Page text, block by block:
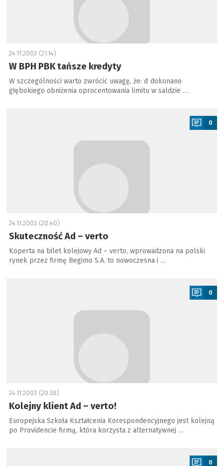
24.11.2003 (21:14)
W BPH PBK tańsze kredyty
W szczególności warto zwrócić uwagę, że: đ dokonano
głębokiego obniżenia oprocentowania limitu w saldzie …
0
24.11.2003 (20:40)
Skuteczność Ad – verto
Koperta na bilet kolejowy Ad – verto, wprowadzona na polski
rynek przez firmę Begimo S.A. to nowoczesna i …
0
24.11.2003 (20:38)
Kolejny klient Ad – verto!
Europejska Szkoła Kształcenia Korespondencyjnego jest kolejną
po Providencie firmą, która korzysta z alternatywnej …
0